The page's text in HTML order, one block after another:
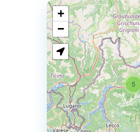
5
+
−